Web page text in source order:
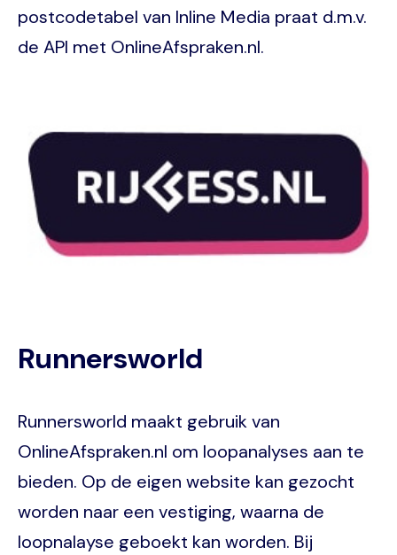
postcodetabel van Inline Media praat d.m.v.
de API met OnlineAfspraken.nl.
Runnersworld
Runnersworld maakt gebruik van
OnlineAfspraken.nl om loopanalyses aan te
bieden. Op de eigen website kan gezocht
worden naar een vestiging, waarna de
loopnalayse geboekt kan worden. Bij